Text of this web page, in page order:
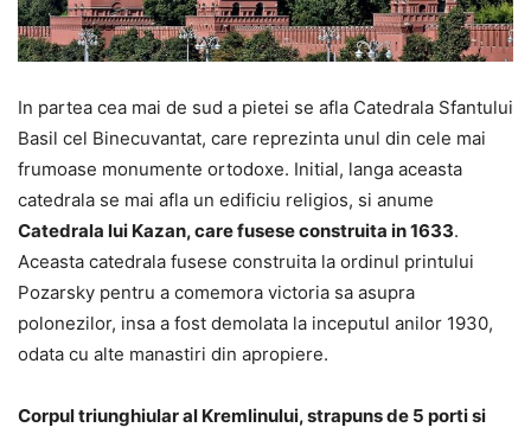
In partea cea mai de sud a pietei se afla Catedrala Sfantului
Basil cel Binecuvantat, care reprezinta unul din cele mai
frumoase monumente ortodoxe. Initial, langa aceasta
catedrala se mai afla un edificiu religios, si anume
Catedrala lui Kazan, care fusese construita in 1633.
Aceasta catedrala fusese construita la ordinul printului
Pozarsky pentru a comemora victoria sa asupra
polonezilor, insa a fost demolata la inceputul anilor 1930,
odata cu alte manastiri din apropiere.
Corpul triunghiular al Kremlinului, strapuns de 5 porti si